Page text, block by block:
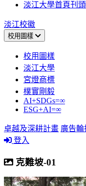
淡江大學首頁刊頭
淡江校徽
校用圖樣
校用圖樣
淡江大學
宮燈商標
樸實剛毅
AI+SDGs=∞
ESG+AI=∞
卓越及深耕計畫 廣告輪
登入
克難坡-01